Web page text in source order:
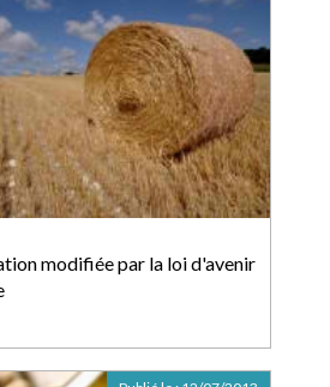
modifiée par la loi d'avenir